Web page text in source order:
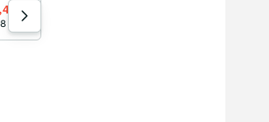
%
EUR